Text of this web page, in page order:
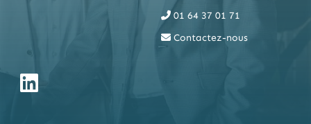
01 64 37 01 71
Contactez-nous